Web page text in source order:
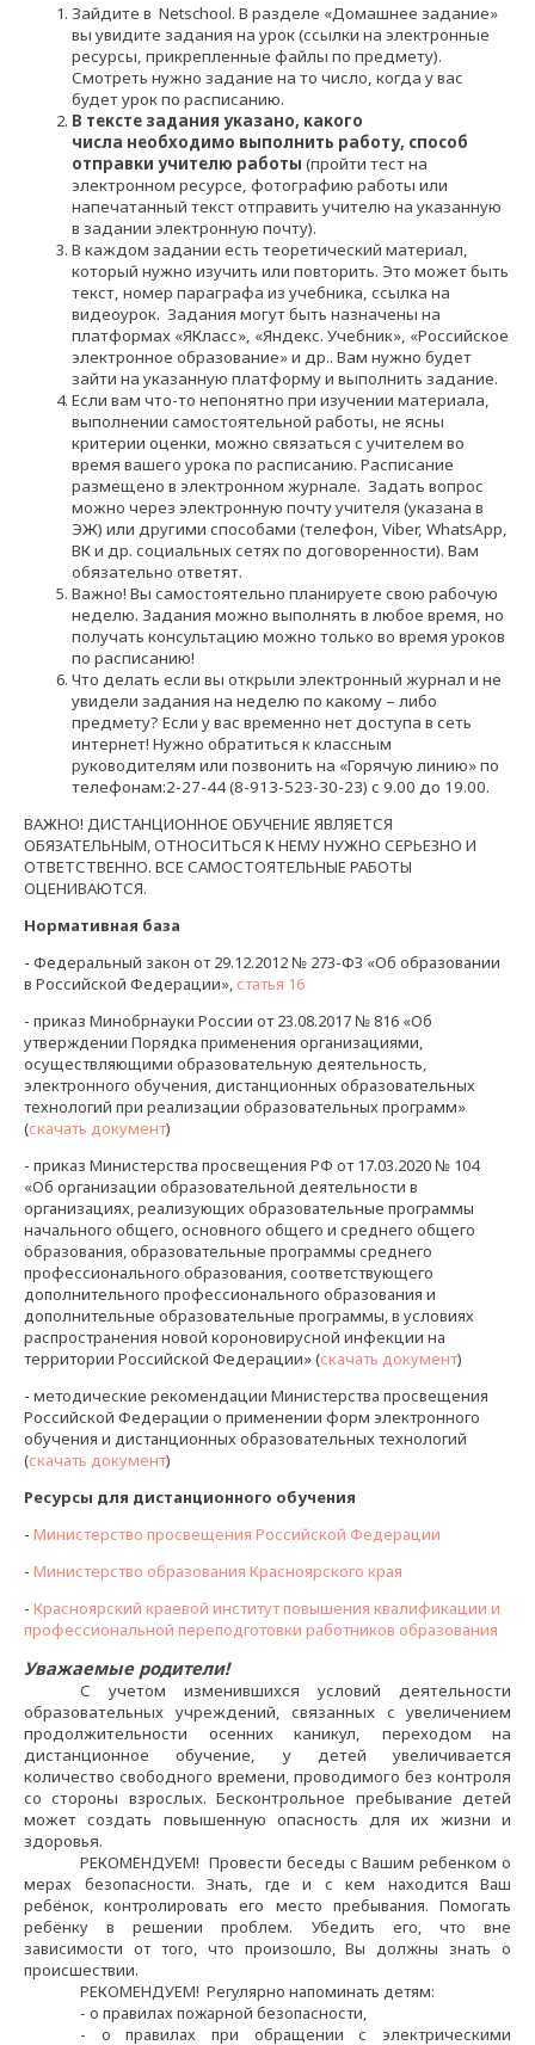
Зайдите в Netschool. В разделе «Домашнее задание»
вы увидите задания на урок (ссылки на электронные
ресурсы, прикрепленные файлы по предмету).
Смотреть нужно задание на то число, когда у вас
будет урок по расписанию.
В тексте задания указано, какого
числа необходимо выполнить работу, способ
отправки учителю работы (пройти тест на
электронном ресурсе, фотографию работы или
напечатанный текст отправить учителю на указанную
в задании электронную почту).
В каждом задании есть теоретический материал,
который нужно изучить или повторить. Это может быть
текст, номер параграфа из учебника, ссылка на
видеоурок. Задания могут быть назначены на
платформах «ЯКласс», «Яндекс. Учебник», «Российское
электронное образование» и др.. Вам нужно будет
зайти на указанную платформу и выполнить задание.
Если вам что-то непонятно при изучении материала,
выполнении самостоятельной работы, не ясны
критерии оценки, можно связаться с учителем во
время вашего урока по расписанию. Расписание
размещено в электронном журнале. Задать вопрос
можно через электронную почту учителя (указана в
ЭЖ) или другими способами (телефон, Viber, WhatsApp,
ВК и др. социальных сетях по договоренности). Вам
обязательно ответят.
Важно! Вы самостоятельно планируете свою рабочую
неделю. Задания можно выполнять в любое время, но
получать консультацию можно только во время уроков
по расписанию!
Что делать если вы открыли электронный журнал и не
увидели задания на неделю по какому – либо
предмету? Если у вас временно нет доступа в сеть
интернет! Нужно обратиться к классным
руководителям или позвонить на «Горячую линию» по
телефонам:2-27-44 (8-913-523-30-23) с 9.00 до 19.00.
ВАЖНО! ДИСТАНЦИОННОЕ ОБУЧЕНИЕ ЯВЛЯЕТСЯ
ОБЯЗАТЕЛЬНЫМ, ОТНОСИТЬСЯ К НЕМУ НУЖНО СЕРЬЕЗНО И
ОТВЕТСТВЕННО. ВСЕ САМОСТОЯТЕЛЬНЫЕ РАБОТЫ
ОЦЕНИВАЮТСЯ.
Нормативная база
- Федеральный закон от 29.12.2012 № 273-ФЗ «Об образовании
в Российской Федерации», статья 16
- приказ Минобрнауки России от 23.08.2017 № 816 «Об
утверждении Порядка применения организациями,
осуществляющими образовательную деятельность,
электронного обучения, дистанционных образовательных
технологий при реализации образовательных программ»
(скачать документ)
- приказ Министерства просвещения РФ от 17.03.2020 № 104
«Об организации образовательной деятельности в
организациях, реализующих образовательные программы
начального общего, основного общего и среднего общего
образования, образовательные программы среднего
профессионального образования, соответствующего
дополнительного профессионального образования и
дополнительные образовательные программы, в условиях
распространения новой короновирусной инфекции на
территории Российской Федерации» (скачать документ)
- методические рекомендации Министерства просвещения
Российской Федерации о применении форм электронного
обучения и дистанционных образовательных технологий
(скачать документ)
Ресурсы для дистанционного обучения
- Министерство просвещения Российской Федерации
- Министерство образования Красноярского края
- Красноярский краевой институт повышения квалификации и
профессиональной переподготовки работников образования
Уважаемые родители!
С учетом изменившихся условий деятельности
образовательных учреждений, связанных с увеличением
продолжительности осенних каникул, переходом на
дистанционное обучение, у детей увеличивается
количество свободного времени, проводимого без контроля
со стороны взрослых. Бесконтрольное пребывание детей
может создать повышенную опасность для их жизни и
здоровья.
РЕКОМЕНДУЕМ! Провести беседы с Вашим ребенком о
мерах безопасности. Знать, где и с кем находится Ваш
ребёнок, контролировать его место пребывания. Помогать
ребёнку в решении проблем. Убедить его, что вне
зависимости от того, что произошло, Вы должны знать о
происшествии.
РЕКОМЕНДУЕМ! Регулярно напоминать детям:
- о правилах пожарной безопасности,
- о правилах при обращении с электрическими